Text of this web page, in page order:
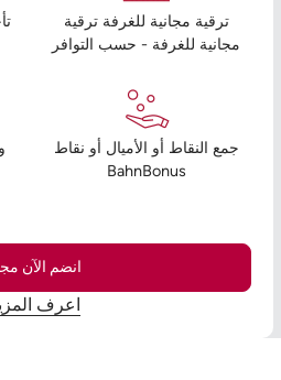
ترقية مجانية للغرفة ترقية
مجانية للغرفة - حسب التوافر
جمع النقاط أو الأميال أو نقاط
BahnBonus
انضم الآن
اعرف